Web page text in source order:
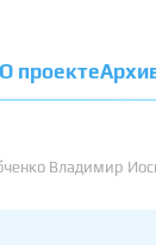
О проекте
Владимир